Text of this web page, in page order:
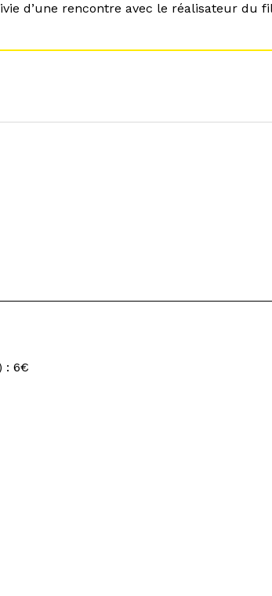
d’une rencontre avec le réalisateur du
: 6€